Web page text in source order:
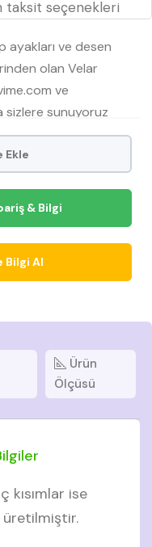
taksit seçenekleri
ayakları ve desen
olan Velar
ve
sizlere sunuyoruz
Ekle
& Bilgi
Bilgi Al
Ürün
Ölçüsü
kısımlar ise
üretilmiştir.